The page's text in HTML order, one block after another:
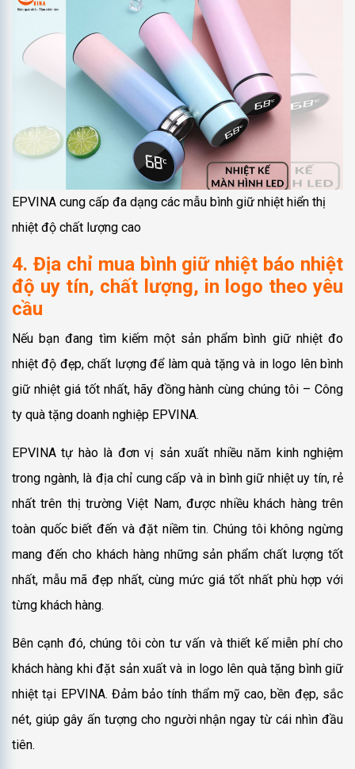
EPVINA cung cấp đa dạng các mẫu bình giữ nhiệt hiển thị
nhiệt độ chất lượng cao
4. Địa chỉ mua bình giữ nhiệt báo nhiệt
độ uy tín, chất lượng, in logo theo yêu
cầu
Nếu bạn đang tìm kiếm một sản phẩm bình giữ nhiệt đo
nhiệt độ đẹp, chất lượng để làm quà tặng và in logo lên bình
giữ nhiệt giá tốt nhất, hãy đồng hành cùng chúng tôi – Công
ty quà tặng doanh nghiệp EPVINA.
EPVINA tự hào là đơn vị sản xuất nhiều năm kinh nghiệm
trong ngành, là địa chỉ cung cấp và in bình giữ nhiệt uy tín, rẻ
nhất trên thị trường Việt Nam, được nhiều khách hàng trên
toàn quốc biết đến và đặt niềm tin. Chúng tôi không ngừng
mang đến cho khách hàng những sản phẩm chất lượng tốt
nhất, mẫu mã đẹp nhất, cùng mức giá tốt nhất phù hợp với
từng khách hàng.
Bên cạnh đó, chúng tôi còn tư vấn và thiết kế miễn phí cho
khách hàng khi đặt sản xuất và in logo lên quà tặng bình giữ
nhiệt tại EPVINA. Đảm bảo tính thẩm mỹ cao, bền đẹp, sắc
nét, giúp gây ấn tượng cho người nhận ngay từ cái nhìn đầu
tiên.